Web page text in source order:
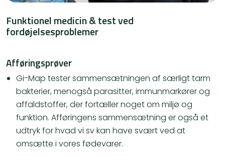
Funktionel medicin & test ved
fordøjelsesproblemer
Afføringsprøver
Gi-Map tester sammensætningen af særligt tarm
bakterier, menogså parasitter, immunmarkører og
affaldstoffer, der fortæller noget om miljø og
funktion. Afføringens sammensætning er også et
udtryk for hvad vi sv kan have svært ved at
omsætte i vores fødevarer.